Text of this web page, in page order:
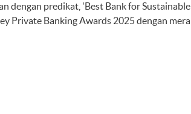
predikat, 'Best Bank for
Private Banking Awards 2025 dengan